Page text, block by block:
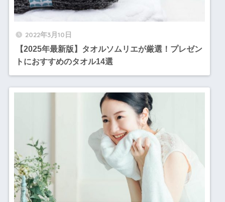
2022年3月10日
【2025年最新版】タオルソムリエが厳選！プレゼン
トにおすすめのタオル14選